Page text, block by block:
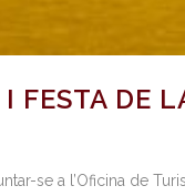
FESTA DE
se a l’Oficina de